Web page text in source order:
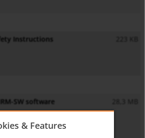
Instructions 223 KB
SW software
software
28,3 MB
& Features